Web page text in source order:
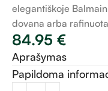
elegantiškoje
dovana arba
84.95 €
Aprašymas
Papildoma